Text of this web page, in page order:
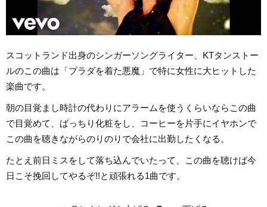
スコットランド出身のシンガーソングライター、KTタンストー
ルのこの曲は「プラダを着た悪魔」で特に女性に大ヒットした
楽曲です。
朝の目覚まし時計の代わりにアラームを使うくらいならこの曲
で目覚めて、ばっちり化粧をし、コーヒーを片手にイヤホンで
この曲を聴きながらのりのりで会社に出勤したくなる。
たとえ前日ミスをして落ち込んでいたって、この曲を聴けば今
日こそ挽回してやるぞ!!と頑張れる1曲です。